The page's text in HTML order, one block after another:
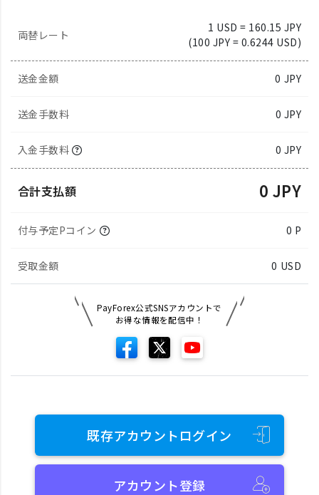
両替レート
1 USD = 160.15 JPY
(100 JPY = 0.6244 USD)
送金金額 0 JPY
送金手数料 0 JPY
入金手数料 0 JPY
合計支払額 0 JPY
付与予定Pコイン 0 P
受取金額 0 USD
PayForex公式SNSアカウントで
お得な情報を配信中！
既存アカウントログイン
アカウント登録